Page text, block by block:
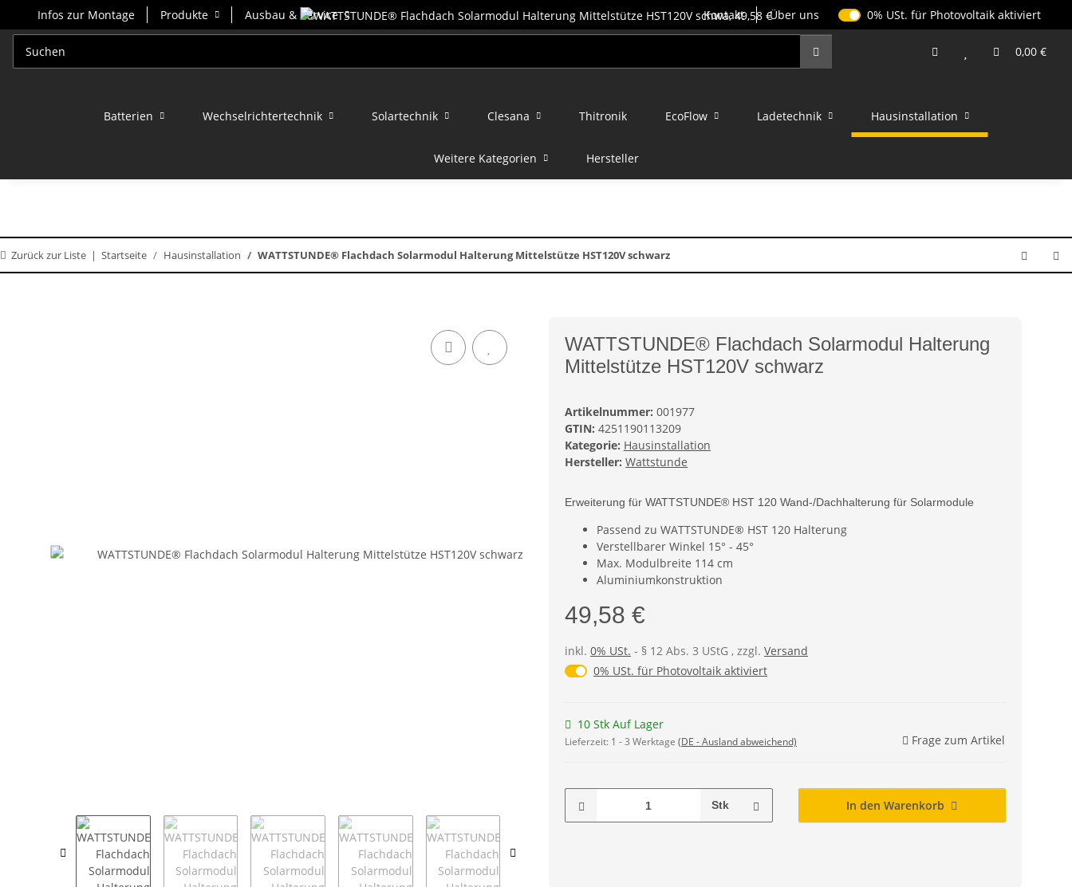
Infos zur Montage Produkte Ausbau & Service Kontakt Über uns 0% USt. für Photovoltaik (§ 12 Abs. 3
0% USt. für Photovoltaik aktiviert
0,00 €
Batterien Wechselrichtertechnik Solartechnik Clesana Thitronik EcoFlow Ladetechnik Hausinstallation
Weitere Kategorien Hersteller
Zurück zur Liste Startseite Hausinstallation WATTSTUNDE® Flachdach Solarmodul Halterung Mittelstütze HST120V schwarz
WATTSTUNDE® Flachdach Solarmodul Halterung
Mittelstütze HST120V schwarz
Artikelnummer: 001977
GTIN: 4251190113209
Kategorie: Hausinstallation
Hersteller: Wattstunde
Erweiterung für WATTSTUNDE® HST 120 Wand-/Dachhalterung für Solarmodule
Passend zu WATTSTUNDE® HST 120 Halterung
Verstellbarer Winkel 15° - 45°
Max. Modulbreite 114 cm
Aluminiumkonstruktion
49,58 €
inkl. 0% USt. - § 12 Abs. 3 UStG , zzgl. Versand
0% USt. für Photovoltaik (§ 12 Abs. 3 UStG)
0% USt. für Photovoltaik aktiviert
10 Stk Auf Lager
Lieferzeit: 1 - 3 Werktage (DE - Ausland abweichend) Frage zum Artikel
Stk In den Warenkorb